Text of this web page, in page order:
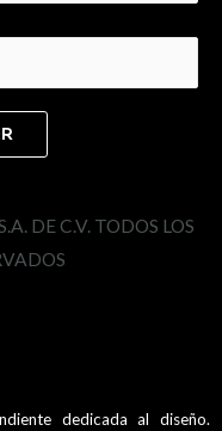
DE C.V. TODOS LOS
dedicada al diseño.